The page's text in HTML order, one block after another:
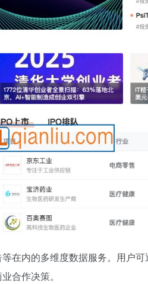
在内的多维度数据服务。用户
合作决策。